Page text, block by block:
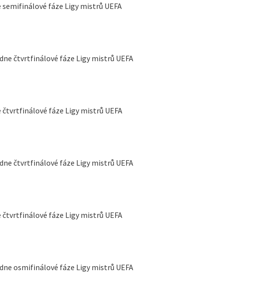
fáze Ligy mistrů UEFA
čtvrtfinálové fáze Ligy mistrů UEFA
fáze Ligy mistrů UEFA
čtvrtfinálové fáze Ligy mistrů UEFA
fáze Ligy mistrů UEFA
osmifinálové fáze Ligy mistrů UEFA